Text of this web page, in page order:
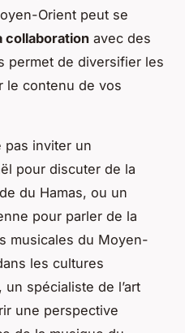
Orient peut se
collaboration avec des
permet de diversifier les
le contenu de vos
pas inviter un
pour discuter de la
du Hamas, ou un
pour parler de la
musicales du Moyen-
les cultures
spécialiste de l’art
une perspective